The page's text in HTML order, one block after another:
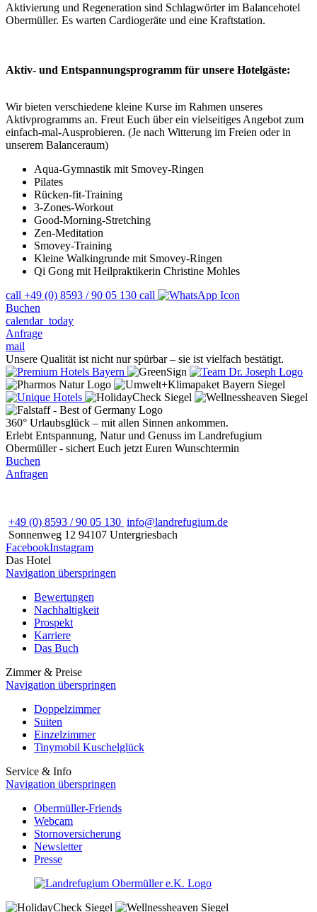
Aktivierung und Regeneration sind Schlagwörter im Balancehotel
Obermüller. Es warten Cardiogeräte und eine Kraftstation.
Aktiv- und Entspannungsprogramm für unsere Hotelgäste:
Wir bieten verschiedene kleine Kurse im Rahmen unseres
Aktivprogramms an. Freut Euch über ein vielseitiges Angebot zum
einfach-mal-Ausprobieren. (Je nach Witterung im Freien oder in
unserem Balanceraum)
Aqua-Gymnastik mit Smovey-Ringen
Pilates
Rücken-fit-Training
3-Zones-Workout
Good-Morning-Stretching
Zen-Meditation
Smovey-Training
Kleine Walkingrunde mit Smovey-Ringen
Qi Gong mit Heilpraktikerin Christine Mohles
call +49 (0) 8593 / 90 05 130 call
Buchen
calendar_today
Anfrage
mail
Unsere Qualität ist nicht nur spürbar – sie ist vielfach bestätigt.
360° Urlaubsglück – mit allen Sinnen ankommen.
Erlebt Entspannung, Natur und Genuss im Landrefugium
Obermüller - sichert Euch jetzt Euren Wunschtermin
Buchen
Anfragen
+49 (0) 8593 / 90 05 130 info@landrefugium.de
Sonnenweg 12 94107 Untergriesbach
FacebookInstagram
Das Hotel
Navigation überspringen
Bewertungen
Nachhaltigkeit
Prospekt
Karriere
Das Buch
Zimmer & Preise
Navigation überspringen
Doppelzimmer
Suiten
Einzelzimmer
Tinymobil Kuschelglück
Service & Info
Navigation überspringen
Obermüller-Friends
Webcam
Stornoversicherung
Newsletter
Presse